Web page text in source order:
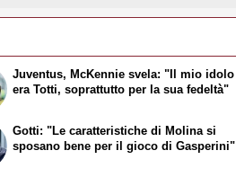
Juventus, McKennie svela: "Il mio idolo
era Totti, soprattutto per la sua fedeltà"
Gotti: "Le caratteristiche di Molina si
sposano bene per il gioco di Gasperini"